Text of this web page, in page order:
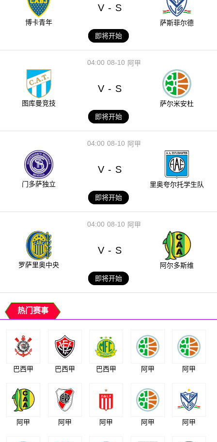
博卡青年
V - S
萨斯菲尔德
即将开始
08-10
04:00 阿甲
图库曼竞技
V - S
萨尔米安杜
即将开始
08-10
04:00 阿甲
门多萨独立
V - S
里奥夸尔托学生队
即将开始
08-10
04:00 阿甲
罗萨里奥中央
V - S
阿尔多斯维
即将开始
热门赛事
巴西甲 巴西甲 巴西甲 阿甲 阿甲
阿甲 阿甲 阿甲 阿甲 阿甲